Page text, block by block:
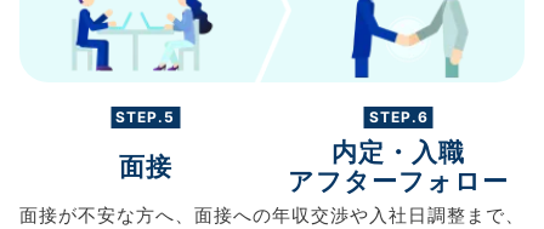
STEP.5
面接
面接が不安な方へ、 面接への
STEP.6
内定・入職
アフターフォロー
年収交渉や入社日調整まで、